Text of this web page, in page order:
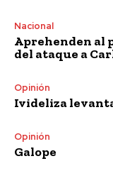
Nacional
Aprehenden al
del ataque a
Opinión
Ivideliza
Opinión
Galope